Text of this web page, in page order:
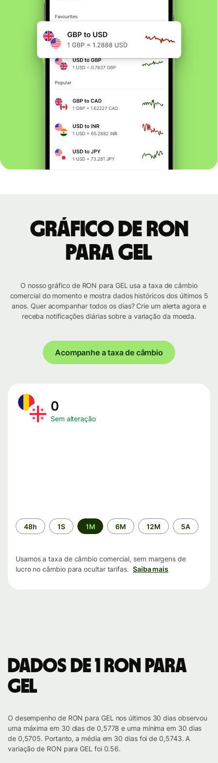
Gráfico de RON
para GEL
O nosso gráfico de RON para GEL usa a taxa de câmbio
comercial do momento e mostra dados históricos dos últimos 5
anos. Quer acompanhar todos os dias? Crie um alerta agora e
receba notificações diárias sobre a variação da moeda.
Acompanhe a taxa de câmbio
0
Sem alteração
Período
de
48h 1S 1M 6M 12M 5A
Usamos a taxa de câmbio comercial, sem margens de
lucro no câmbio para ocultar tarifas. Saiba mais
Dados de 1 RON para
GEL
O desempenho de RON para GEL nos últimos 30 dias observou
uma máxima em 30 dias de 0,5778 e uma mínima em 30 dias
de 0,5705. Portanto, a média em 30 dias foi de 0,5743. A
variação de RON para GEL foi 0.56.